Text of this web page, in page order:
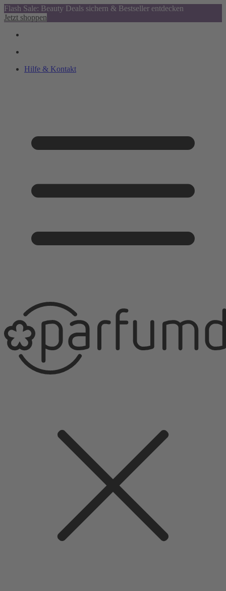
Flash Sale: Beauty Deals sichern & Bestseller entdecken
Jetzt shoppen
Hilfe & Kontakt